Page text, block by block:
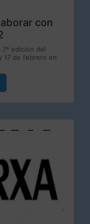
con
edición del
17 de febrero en